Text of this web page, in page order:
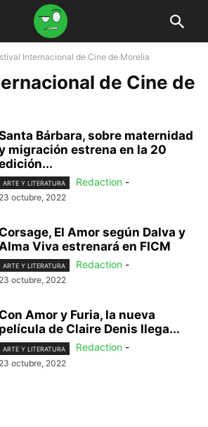
Internacional de Cine de Morelia
de Cine de
Bárbara, sobre maternidad
migración estrena en la 20
ARTE Y LITERATURA Redaction -
23 octubre, 2022
El Amor según Dalva y
Viva estrenará en FICM
ARTE Y LITERATURA Redaction -
23 octubre, 2022
Amor y Furia, la nueva
película de Claire Denis llega...
ARTE Y LITERATURA Redaction -
23 octubre, 2022